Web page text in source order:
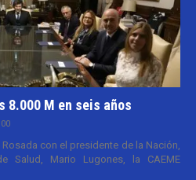
8.000 M en seis años
con el presidente de la Nación,
Salud, Mario Lugones, la CAEME